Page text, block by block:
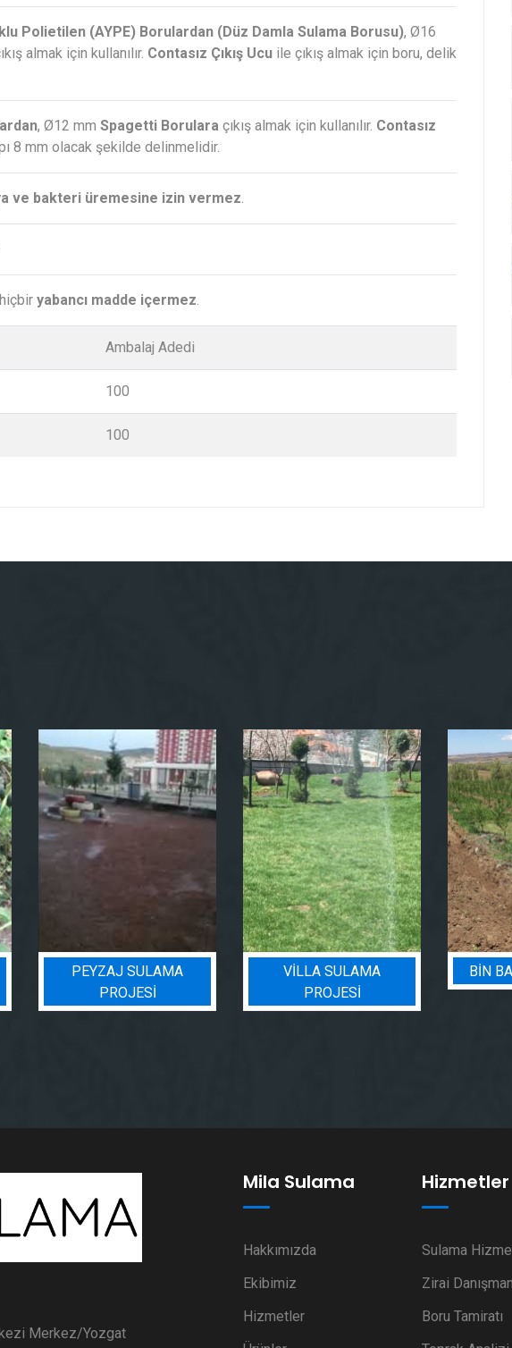
Polietilen (AYPE) Borulardan (Düz Damla Sulama Borusu), Ø16
almak için kullanılır. Contasız Çıkış Ucu ile çıkış almak için boru, delik
, Ø12 mm Spagetti Borulara çıkış almak için kullanılır. Contasız
8 mm olacak şekilde delinmelidir.
ve bakteri üremesine izin vermez.
yabancı madde içermez.
Ambalaj Adedi
100
100
PEYZAJ SULAMA
PROJESI
VILLA SULAMA
PROJESI
BIN
Merkez/Yozgat
Mila Sulama
Hakkımızda
Ekibimiz
Hizmetler
Hizmetler
Sulama
Zirai
Boru Tamiratı